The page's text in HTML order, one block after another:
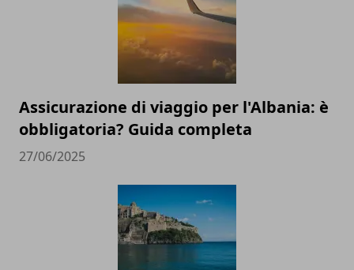
Assicurazione di viaggio per l'Albania: è
obbligatoria? Guida completa
27/06/2025